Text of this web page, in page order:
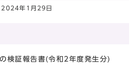
2024年1月29日
検証報告書(令和2年度発生分)